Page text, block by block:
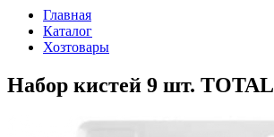
Главная
Каталог
Хозтовары
Набор кистей 9 шт. TOTAL